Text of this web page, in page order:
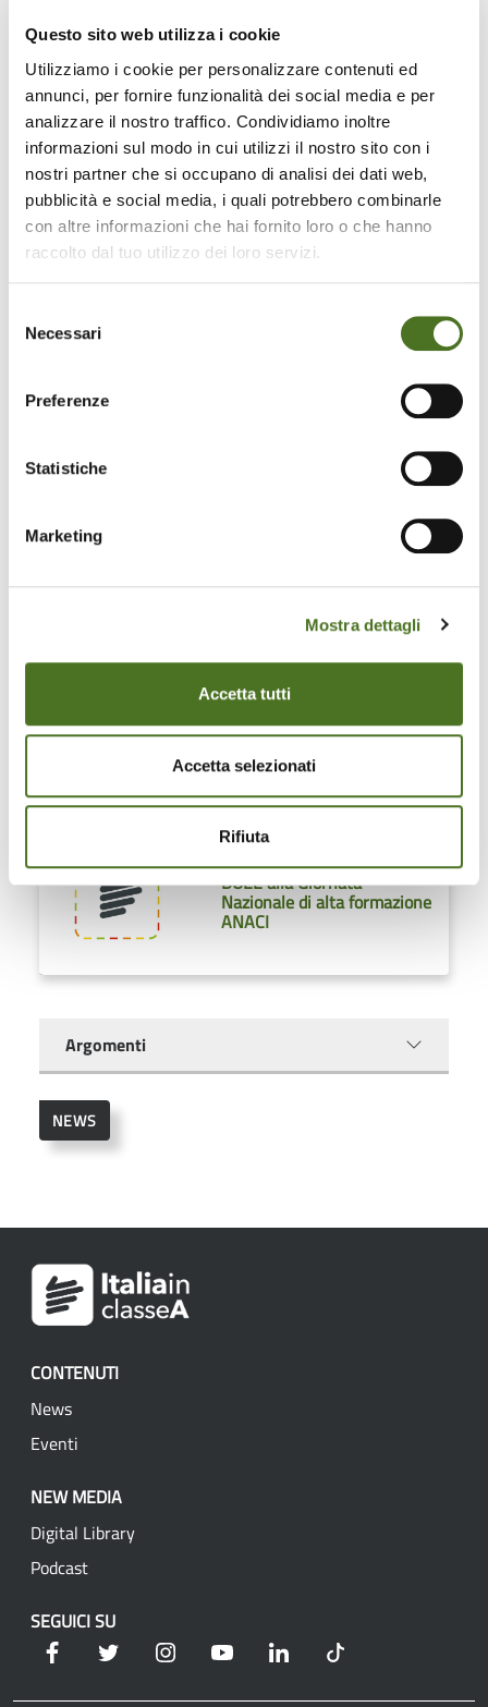
Questo sito web utilizza i cookie
Utilizziamo i cookie per personalizzare contenuti ed
annunci, per fornire funzionalità dei social media e per
analizzare il nostro traffico. Condividiamo inoltre
informazioni sul modo in cui utilizzi il nostro sito con i
nostri partner che si occupano di analisi dei dati web,
pubblicità e social media, i quali potrebbero combinarle
con altre informazioni che hai fornito loro o che hanno
raccolto dal tuo utilizzo dei loro servizi.
delNecessari
Preferenze
Statistiche
Marketing
Mostra dettagli
Accetta tutti
Accetta selezionati
Rifiuta
gioco un condominio in cui i concorrenti devono
raggiungere il massimo livello di efficienza energetica.
In particolare, nel corso della Manifestazione verrà
fornito ampio spazio al Programma Nazionale “Italia in
Classe A”, promosso dal MASE e realizzato da ENEA, di
cui è parte integrante la campagna di comunicazione
“Un POSSO alla volta” volta a sensibilizzare l’opinione
pubblica sull’importanza dell'efficienza energetica per
la crescita sostenibile del Paese e a far sì che cittadini,
ridurre il consumo energetico nella vita quotidiana e
professionale.
TORNA INDIETRO
Ultime News
Al via la consultazione
È online la consultazione
pubblica finalizzata a raccogliere
valutaz...
La partecipazione di ENEA
DUEE alla Giornata
Nazionale di alta formazione
ANACI
Argomenti
NEWS
CONTENUTI
News
Eventi
NEW MEDIA
Digital Library
Podcast
SEGUICI SU
Facebook Twitter Instagram YouTube Linkedin